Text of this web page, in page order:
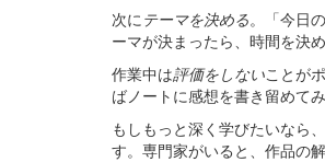
次にテーマを決める。「今日
ーマが決まったら、時間を決
作業中は評価をしないことが
ばノートに感想を書き留めて
もしもっと深く学びたいなら
す。専門家がいると、作品の